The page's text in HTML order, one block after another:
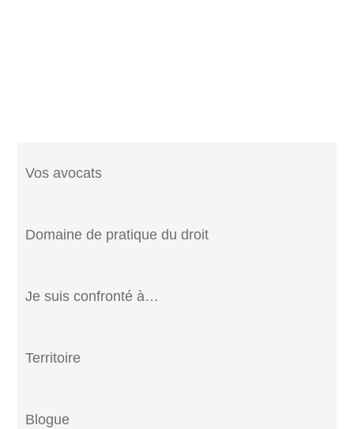
Vos avocats
Domaine de pratique du droit
Je suis confronté à…
Territoire
Blogue